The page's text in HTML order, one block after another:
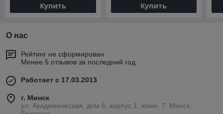
Купить Купить
О нас
Рейтинг не сформирован
Менее 5 отзывов за последний год
Работает с 17.03.2013
г. Минск
ул. Академическая, дом 6, корпус 1, комн. 7, Минск,